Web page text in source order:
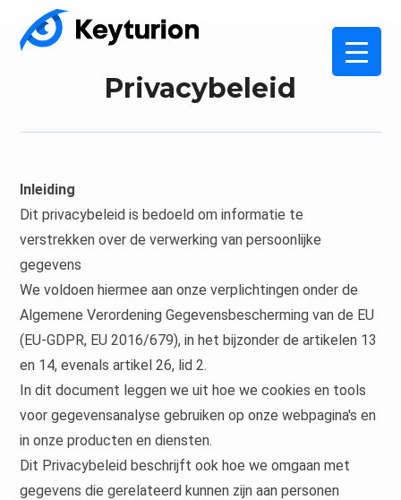
Privacybeleid
Inleiding
Dit privacybeleid is bedoeld om informatie te
verstrekken over de verwerking van persoonlijke
gegevens
We voldoen hiermee aan onze verplichtingen onder de
Algemene Verordening Gegevensbescherming van de EU
(EU-GDPR, EU 2016/679), in het bijzonder de artikelen 13
en 14, evenals artikel 26, lid 2.
In dit document leggen we uit hoe we cookies en tools
voor gegevensanalyse gebruiken op onze webpagina's en
in onze producten en diensten.
Dit Privacybeleid beschrijft ook hoe we omgaan met
gegevens die gerelateerd kunnen zijn aan personen